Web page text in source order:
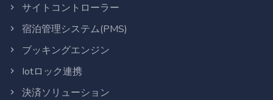
サイトコントローラー
宿泊管理システム(PMS)
ブッキングエンジン
Iotロック連携
決済ソリューション